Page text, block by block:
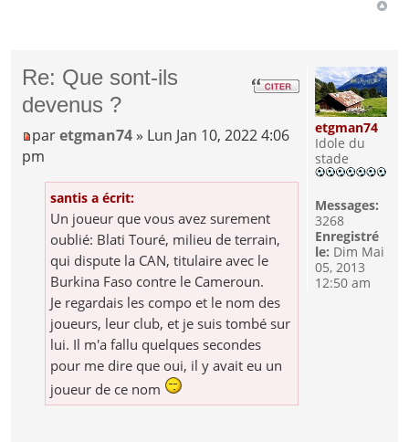
Re: Que sont-ils
devenus ?
paretgman74 » Lun Jan 10, 2022 4:06
pm
santis a écrit:
Un joueur que vous avez surement
oublié: Blati Touré, milieu de terrain,
qui dispute la CAN, titulaire avec le
Burkina Faso contre le Cameroun.
Je regardais les compo et le nom des
joueurs, leur club, et je suis tombé sur
lui. Il m'a fallu quelques secondes
pour me dire que oui, il y avait eu un
joueur de ce nom
etgman74
Idole du
stade
Messages:
3268
Enregistré
le: Dim Mai
05, 2013
12:50 am